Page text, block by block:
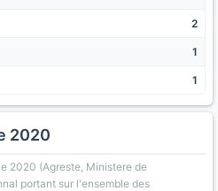
2
1
1
2020
2020 (Agreste, Ministere de
portant sur l'ensemble des